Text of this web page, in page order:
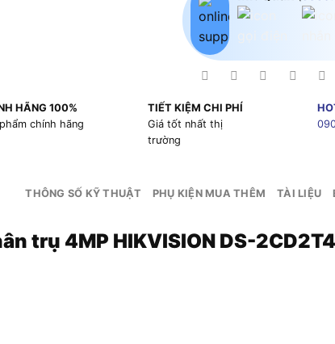
HÃNG 100%
chính hãng
TIẾT KIỆM CHI PHÍ
Giá tốt nhất thị
trường
THÔNG SỐ KỸ THUẬT PHỤ KIỆN MUA THÊM TÀI LIỆU
trụ 4MP HIKVISION DS-